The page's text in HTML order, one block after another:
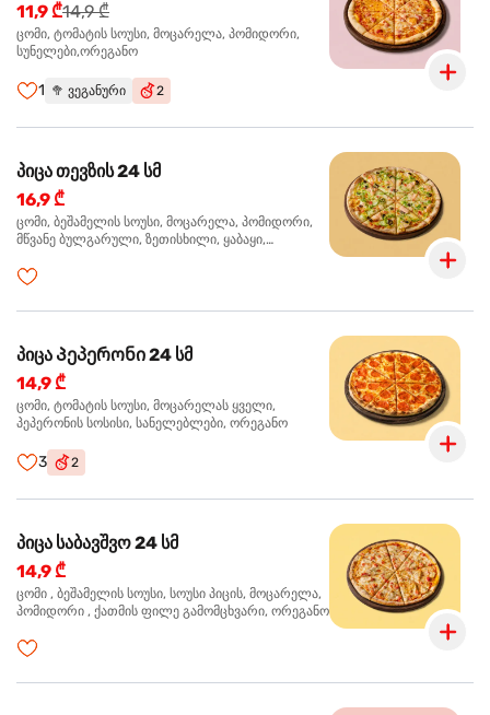
11,9 ₾14,9 ₾
ცომი, ტომატის სოუსი, მოცარელა, პომიდორი,
სუნელები,ორეგანო
1 🥦 ვეგანური 2
პიცა თევზის 24 სმ
16,9 ₾
ცომი, ბეშამელის სოუსი, მოცარელა, პომიდორი,
მწვანე ბულგარული, ზეთისხილი, ყაბაყი,
ორეგანო
პიცა Პეპერონი 24 სმ
14,9 ₾
ცომი, ტომატის სოუსი, მოცარელას ყველი,
პეპერონის სოსისი, სანელებლები, ორეგანო
3 2
პიცა საბავშვო 24 სმ
14,9 ₾
ცომი , ბეშამელის სოუსი, სოუსი პიცის, მოცარელა,
პომიდორი , ქათმის ფილე გამომცხვარი, ორეგანო